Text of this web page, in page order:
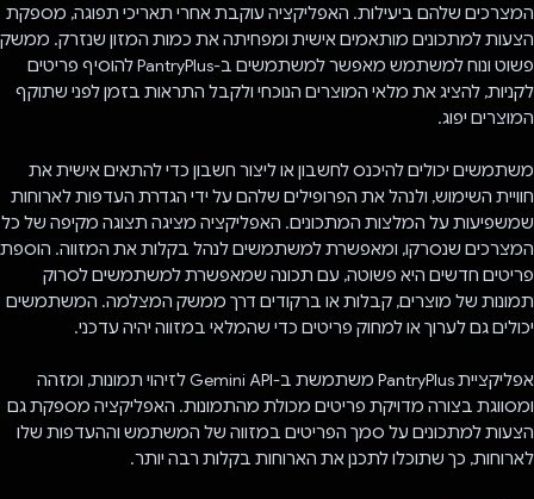
המצרכים שלהם ביעילות. האפליקציה עוקבת אחרי תאריכי תפוגה, מספקת
הצעות למתכונים מותאמים אישית ומפחיתה את כמות המזון שנזרק. ממשק
פשוט ונוח למשתמש מאפשר למשתמשים ב-PantryPlus להוסיף פריטים
לקניות, להציג את מלאי המוצרים הנוכחי ולקבל התראות בזמן לפני שתוקף
המוצרים יפוג.
משתמשים יכולים להיכנס לחשבון או ליצור חשבון כדי להתאים אישית את
חוויית השימוש, ולנהל את הפרופילים שלהם על ידי הגדרת העדפות לארוחות
שמשפיעות על המלצות המתכונים. האפליקציה מציגה תצוגה מקיפה של כל
המצרכים שנסרקו, ומאפשרת למשתמשים לנהל בקלות את המזווה. הוספת
פריטים חדשים היא פשוטה, עם תכונה שמאפשרת למשתמשים לסרוק
תמונות של מוצרים, קבלות או ברקודים דרך ממשק המצלמה. המשתמשים
יכולים גם לערוך או למחוק פריטים כדי שהמלאי במזווה יהיה עדכני.
אפליקציית PantryPlus משתמשת ב-Gemini API לזיהוי תמונות, ומזהה
ומסווגת בצורה מדויקת פריטים מכולת מהתמונות. האפליקציה מספקת גם
הצעות למתכונים על סמך הפריטים במזווה של המשתמש וההעדפות שלו
לארוחות, כך שתוכלו לתכנן את הארוחות בקלות רבה יותר.